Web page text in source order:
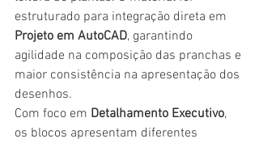
estruturado para integração direta em
Projeto em AutoCAD, garantindo
agilidade na composição das pranchas e
maior consistência na apresentação dos
desenhos.
Com foco em Detalhamento Executivo,
os blocos apresentam diferentes